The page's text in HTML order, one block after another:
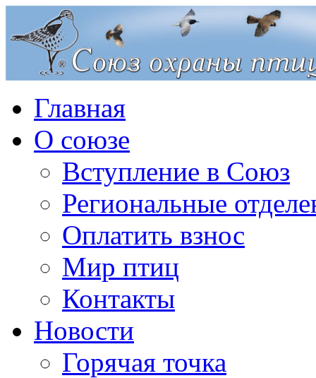
Главная
О союзе
Вступление в Союз
Региональные
Оплатить взнос
Мир птиц
Контакты
Новости
Горячая точка